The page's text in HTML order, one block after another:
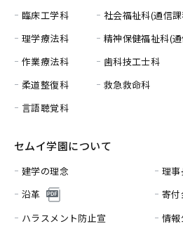
臨床工学科
理学療法科
作業療法科
柔道整復科
言語聴覚科
社会福祉科(通信
精神保健福祉科(
歯科技工士科
救急救命科
セムイ学園について
建学の理念
理
沿革
寄付
ハラスメント防止宣
情報